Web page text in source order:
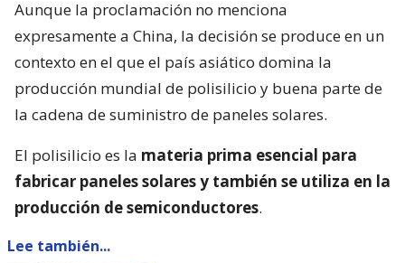
Aunque la proclamación no menciona
expresamente a China, la decisión se produce en un
contexto en el que el país asiático domina la
producción mundial de polisilicio y buena parte de
la cadena de suministro de paneles solares.
El polisilicio es la materia prima esencial para
fabricar paneles solares y también se utiliza en la
producción de semiconductores.
Lee también...